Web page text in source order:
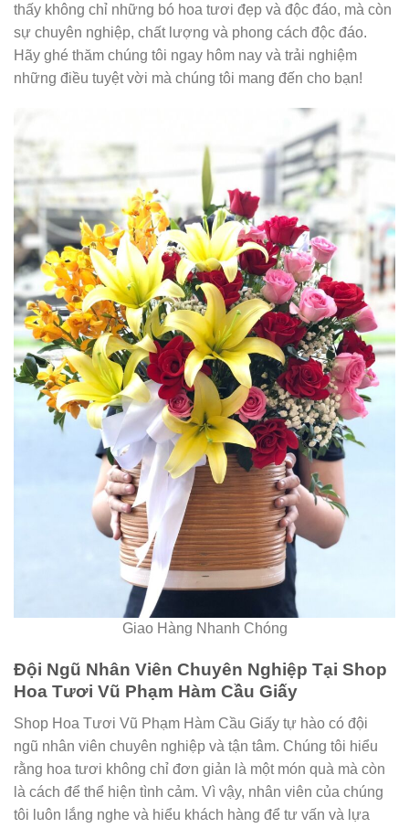
thấy không chỉ những bó hoa tươi đẹp và độc đáo, mà còn
sự chuyên nghiệp, chất lượng và phong cách độc đáo.
Hãy ghé thăm chúng tôi ngay hôm nay và trải nghiệm
những điều tuyệt vời mà chúng tôi mang đến cho bạn!
Giao Hàng Nhanh Chóng
Đội Ngũ Nhân Viên Chuyên Nghiệp Tại Shop
Hoa Tươi Vũ Phạm Hàm Cầu Giấy
Shop Hoa Tươi Vũ Phạm Hàm Cầu Giấy tự hào có đội
ngũ nhân viên chuyên nghiệp và tận tâm. Chúng tôi hiểu
rằng hoa tươi không chỉ đơn giản là một món quà mà còn
là cách để thể hiện tình cảm. Vì vậy, nhân viên của chúng
tôi luôn lắng nghe và hiểu khách hàng để tư vấn và lựa